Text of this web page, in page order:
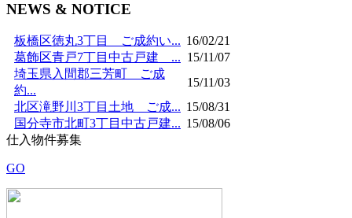
NEWS & NOTICE
板橋区徳丸3丁目 ご成約い... 16/02/21
葛飾区青戸7丁目中古戸建 ... 15/11/07
埼玉県入間郡三芳町 ご成
約...
15/11/03
北区滝野川3丁目土地 ご成... 15/08/31
国分寺市北町3丁目中古戸建... 15/08/06
仕入物件募集
GO